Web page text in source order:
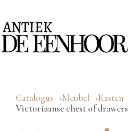
Catalogus Meubel
Kasten
Victoriaanse chest of drawers